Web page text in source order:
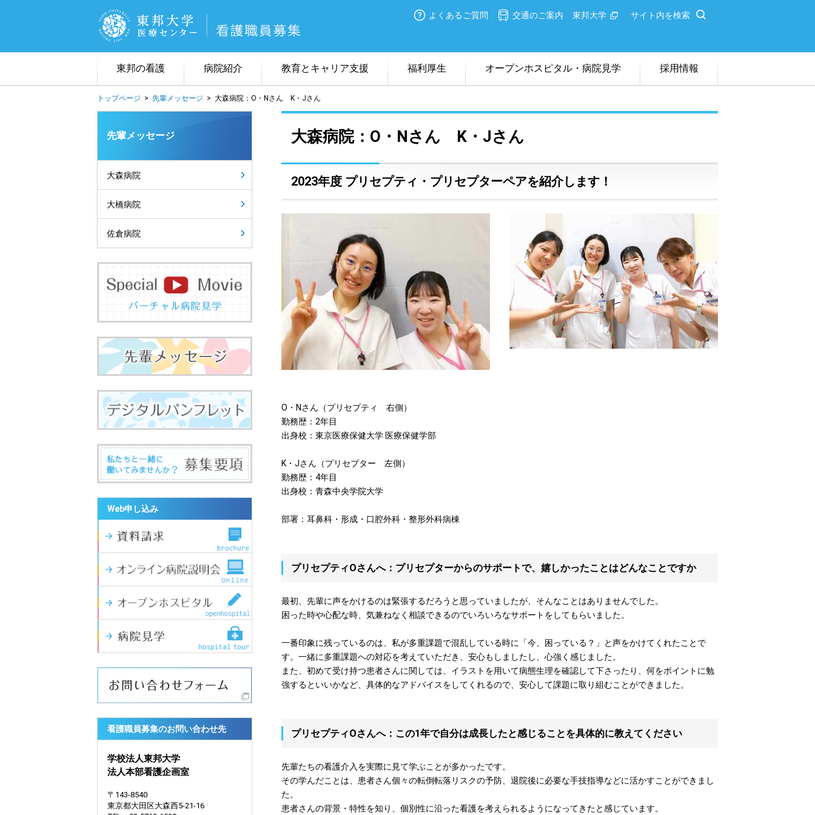
よくあるご質問 交通のご案内 東邦大学 サイト内を検索
東邦の看護 病院紹介 教育とキャリア支援 福利厚生 オープンホスピタル・病院見学 採用情報
看護理念 看護のキーワード
３病院について チーム医療
東邦看護のネットワーク
スペシャリスト一覧
教育体制
福利厚生
オープンホスピタル 病院見学 オンライン病院説明会
募集要項 採用試験日程 在職者卒業校一覧
トップページ > 先輩メッセージ > 大森病院：O・Nさん K・Jさん
大森病院：O・Nさん K・Jさん
2023年度 プリセプティ・プリセプターペアを紹介します！
O・Nさん（プリセプティ 右側）
勤務歴：2年目
出身校：東京医療保健大学 医療保健学部
K・Jさん（プリセプター 左側）
勤務歴：4年目
出身校：青森中央学院大学
部署：耳鼻科・形成・口腔外科・整形外科病棟
プリセプティOさんへ：プリセプターからのサポートで、嬉しかったことはどんなことですか
最初、先輩に声をかけるのは緊張するだろうと思っていましたが、そんなことはありませんでした。
困った時や心配な時、気兼ねなく相談できるのでいろいろなサポートをしてもらいました。
一番印象に残っているのは、私が多重課題で混乱している時に「今、困っている？」と声をかけてくれたことで
す。一緒に多重課題への対応を考えていただき、安心もしましたし、心強く感じました。
また、初めて受け持つ患者さんに関しては、イラストを用いて病態生理を確認して下さったり、何をポイントに勉
強するといいかなど、具体的なアドバイスをしてくれるので、安心して課題に取り組むことができました。
プリセプティOさんへ：この1年で自分は成長したと感じることを具体的に教えてください
先輩たちの看護介入を実際に見て学ぶことが多かったです。
その学んだことは、患者さん個々の転倒転落リスクの予防、退院後に必要な手技指導などに活かすことができまし
た。
患者さんの背景・特性を知り、個別性に沿った看護を考えられるようになってきたと感じています。
先輩メッセージ
大森病院
大橋病院
佐倉病院
Web申し込み
看護職員募集のお問い合わせ先
学校法人東邦大学
法人本部看護企画室
〒143-8540
東京都大田区大森西5-21-16